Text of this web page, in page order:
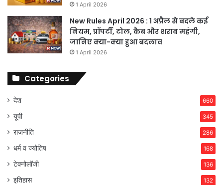
1 April 2026
New Rules April 2026 : 1 अप्रैल से बदले कई
नियम, प्रॉपर्टी, टोल, कैब और शराब महंगी,
जानिए क्या-क्या हुआ बदलाव
1 April 2026
Categories
देश 660
यूपी 345
राजनीति 286
धर्म व ज्योतिष 168
टेक्नोलॉजी 136
इतिहास 132